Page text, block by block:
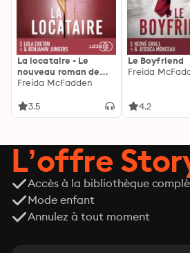
La locataire - Le
nouveau roman de
l'autrice de La femme
Freida McFadden
3.5
Le Boyfriend
Freida
4.2
L’offre
Accès à la bibliothèque
Mode enfant
Annulez à tout moment